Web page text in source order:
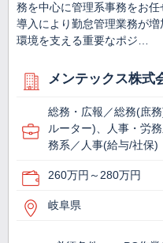
務を中心に管理系事務をお
導入により勤怠管理業務が
環境を支える重要なポジ…
メンテックス株式
総務・広報／総務(庶
ルーター)、人事・労
務系／人事(給与/社保)
260万円～280万円
岐阜県